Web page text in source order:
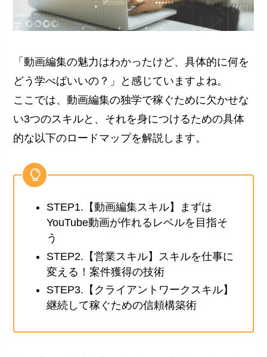
「動画編集の魅力はわかったけど、具体的に何を
どう学べばいいの？」と感じていますよね。
ここでは、動画編集の独学で稼ぐために欠かせな
い3つのスキルと、それを身につけるための具体
的な以下のロードマップを解説します。
STEP1.【動画編集スキル】まずは
YouTube動画が作れるレベルを目指そ
う
STEP2.【営業スキル】スキルを仕事に
変える！案件獲得の技術
STEP3.【クライアントワークスキル】
継続して稼ぐための信頼構築術